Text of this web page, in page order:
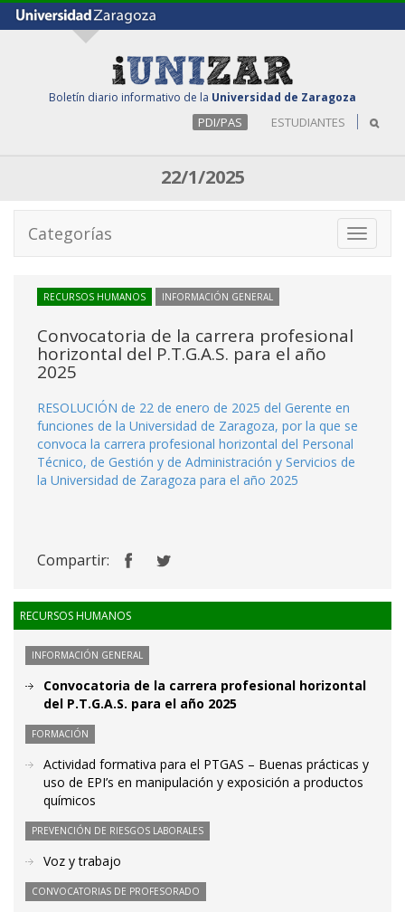
Boletín diario informativo de la Universidad de Zaragoza
PDI/PAS ESTUDIANTES
22/1/2025
Toggle
Categorías
RECURSOS HUMANOS INFORMACIÓN GENERAL
Convocatoria de la carrera profesional
horizontal del P.T.G.A.S. para el año
2025
RESOLUCIÓN de 22 de enero de 2025 del Gerente en
funciones de la Universidad de Zaragoza, por la que se
convoca la carrera profesional horizontal del Personal
Técnico, de Gestión y de Administración y Servicios de
la Universidad de Zaragoza para el año 2025
Compartir:
RECURSOS HUMANOS
INFORMACIÓN GENERAL
Convocatoria de la carrera profesional horizontal
del P.T.G.A.S. para el año 2025
FORMACIÓN
Actividad formativa para el PTGAS – Buenas prácticas y
uso de EPI’s en manipulación y exposición a productos
químicos
PREVENCIÓN DE RIESGOS LABORALES
Voz y trabajo
CONVOCATORIAS DE PROFESORADO